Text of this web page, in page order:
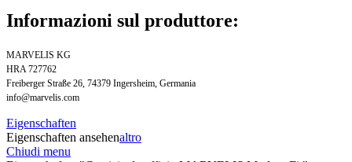
Informazioni sul produttore:
MARVELIS KG
HRA 727762
Freiberger Straße 26, 74379 Ingersheim, Germania
info@marvelis.com
Eigenschaften
Eigenschaften ansehenaltro
Chiudi menu